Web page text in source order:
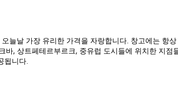
늘날 가장 유리한 가격을 자랑합니다. 창고에는 항
바, 상트페테르부르크, 중유럽 도시들에 위치한 지
됩니다.